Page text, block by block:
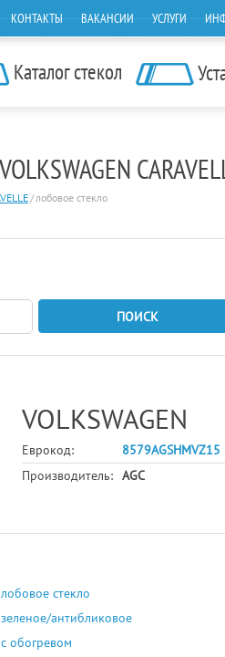
КОНТАКТЫ ВАКАНСИИ УСЛУГИ
Каталог стекол
/лобовое стекло
ПОИСК
VOLKSWAGEN
Еврокод:
8579AGSHMVZ15
Производитель: AGC
лобовое стекло
зеленое/антибликовое
с обогревом